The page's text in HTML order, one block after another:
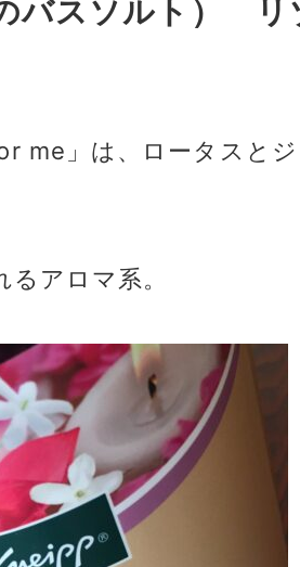
バスソルト） リ
me」は、ロータスとジ
るアロマ系。